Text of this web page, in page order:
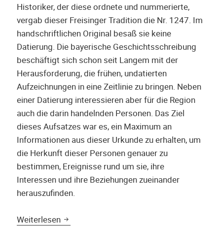
Historiker, der diese ordnete und nummerierte,
vergab dieser Freisinger Tradition die Nr. 1247. Im
handschriftlichen Original besaß sie keine
Datierung. Die bayerische Geschichtsschreibung
beschäftigt sich schon seit Langem mit der
Herausforderung, die frühen, undatierten
Aufzeichnungen in eine Zeitlinie zu bringen. Neben
einer Datierung interessieren aber für die Region
auch die darin handelnden Personen. Das Ziel
dieses Aufsatzes war es, ein Maximum an
Informationen aus dieser Urkunde zu erhalten, um
die Herkunft dieser Personen genauer zu
bestimmen, Ereignisse rund um sie, ihre
Interessen und ihre Beziehungen zueinander
herauszufinden.
Weiterlesen Erstnennung Malontina – Urkundliche